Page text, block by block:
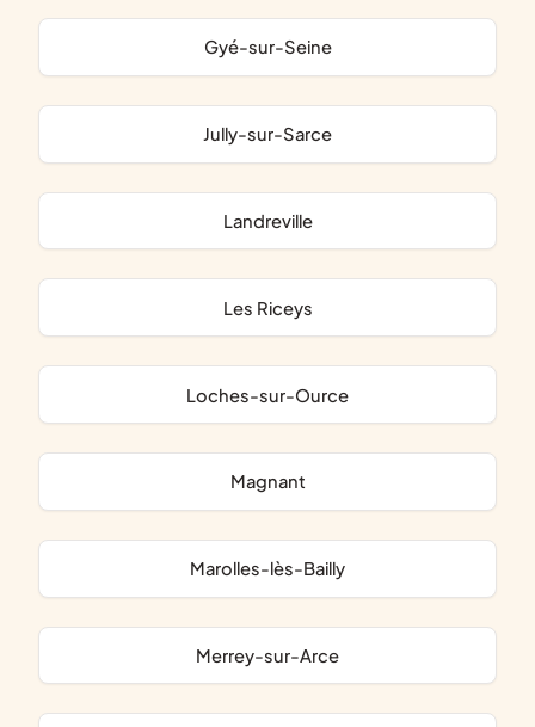
Gyé-sur-Seine
Jully-sur-Sarce
Landreville
Les Riceys
Loches-sur-Ource
Magnant
Marolles-lès-Bailly
Merrey-sur-Arce